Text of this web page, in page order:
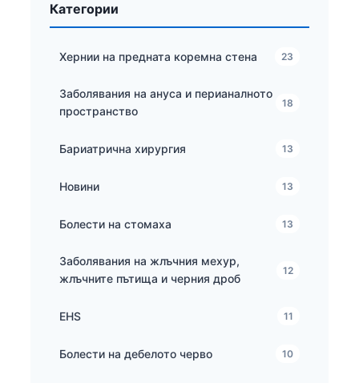
Категории
Хернии на предната коремна стена 23
Заболявания на ануса и перианалното
пространство
18
Бариатрична хирургия 13
Новини 13
Болести на стомаха 13
Заболявания на жлъчния мехур,
жлъчните пътища и черния дроб
12
EHS 11
Болести на дебелото черво 10